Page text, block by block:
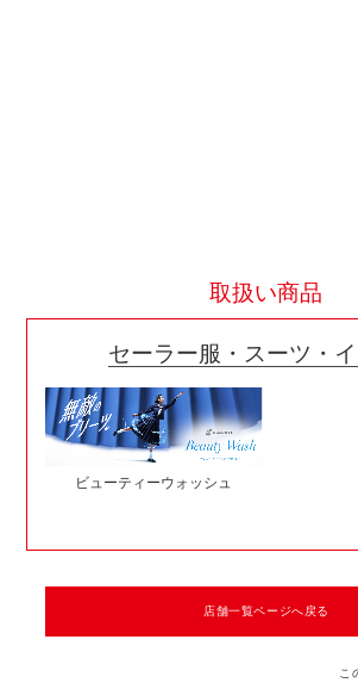
取扱い商品
セーラー服・スーツ・
ビューティーウォッシュ
店舗一覧ページへ戻る
こ